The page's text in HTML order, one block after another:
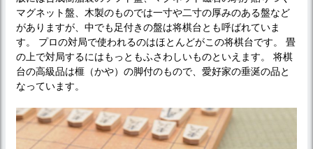
マグネット盤、木製のものでは一寸や二寸の厚みのある盤など
がありますが、中でも足付きの盤は将棋台とも呼ばれていま
す。 プロの対局で使われるのはほとんどがこの将棋台です。 畳
の上で対局するにはもっともふさわしいものといえます。 将棋
台の高級品は榧（かや）の脚付のもので、愛好家の垂涎の品と
なっています。